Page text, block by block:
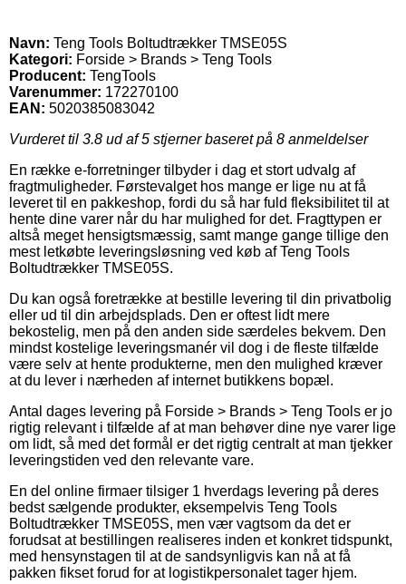
Navn: Teng Tools Boltudtrækker TMSE05S
Kategori: Forside > Brands > Teng Tools
Producent: TengTools
Varenummer: 172270100
EAN: 5020385083042
Vurderet til 3.8 ud af 5 stjerner baseret på 8 anmeldelser
En række e-forretninger tilbyder i dag et stort udvalg af
fragtmuligheder. Førstevalget hos mange er lige nu at få
leveret til en pakkeshop, fordi du så har fuld fleksibilitet til at
hente dine varer når du har mulighed for det. Fragttypen er
altså meget hensigtsmæssig, samt mange gange tillige den
mest letkøbte leveringsløsning ved køb af Teng Tools
Boltudtrækker TMSE05S.
Du kan også foretrække at bestille levering til din privatbolig
eller ud til din arbejdsplads. Den er oftest lidt mere
bekostelig, men på den anden side særdeles bekvem. Den
mindst kostelige leveringsmanér vil dog i de fleste tilfælde
være selv at hente produkterne, men den mulighed kræver
at du lever i nærheden af internet butikkens bopæl.
Antal dages levering på Forside > Brands > Teng Tools er jo
rigtig relevant i tilfælde af at man behøver dine nye varer lige
om lidt, så med det formål er det rigtig centralt at man tjekker
leveringstiden ved den relevante vare.
En del online firmaer tilsiger 1 hverdags levering på deres
bedst sælgende produkter, eksempelvis Teng Tools
Boltudtrækker TMSE05S, men vær vagtsom da det er
forudsat at bestillingen realiseres inden et konkret tidspunkt,
med hensynstagen til at de sandsynligvis kan nå at få
pakken fikset forud for at logistikpersonalet tager hjem.